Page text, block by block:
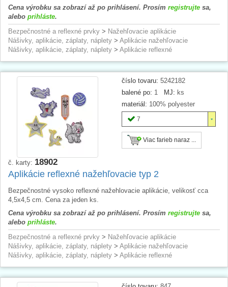
Cena výrobku sa zobrazí až po prihlásení. Prosím registrujte sa,
alebo prihláste.
Bezpečnostné a reflexné prvky > Nažehľovacie aplikácie
Nášivky, aplikácie, záplaty, náplety > Aplikácie nažehľovacie
Nášivky, aplikácie, záplaty, náplety > Aplikácie reflexné
číslo tovaru: 5242182
balené po: 1 MJ: ks
materiál: 100% polyester
7
Viac farieb naraz ...
č. karty: 18902
Aplikácie reflexné nažehľovacie typ 2
Bezpečnostné vysoko reflexné nažehlovacie aplikácie, velikosť cca
4,5x4,5 cm. Cena za jeden ks.
Cena výrobku sa zobrazí až po prihlásení. Prosím registrujte sa,
alebo prihláste.
Bezpečnostné a reflexné prvky > Nažehľovacie aplikácie
Nášivky, aplikácie, záplaty, náplety > Aplikácie nažehľovacie
Nášivky, aplikácie, záplaty, náplety > Aplikácie reflexné